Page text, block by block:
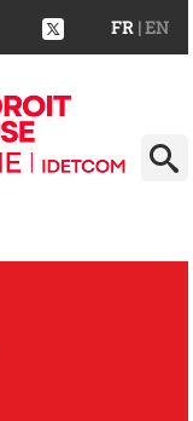
FR | EN